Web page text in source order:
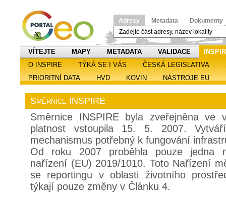
Adresy Metadata Dokumenty
VÍTEJTE MAPY METADATA VALIDACE
O INSPIRE
TÝKÁ SE I VÁS ČESKÁ LEGISLATIVA
PRIORITNÍ DATA
HVD KOVIN NÁSTROJE EU
Směrnice INSPIRE
Směrnice INSPIRE byla zveřejněna
platnost vstoupila 15. 5. 2007.
mechanismus potřebný k fungování
Od roku 2007 proběhla pouze jedna
nařízení (EU) 2019/1010. Toto Nařízení
se reportingu v oblasti životního
týkají pouze změny v Článku 4.